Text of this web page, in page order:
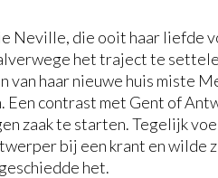
Neville, die ooit haar liefde
het traject te
haar nieuwe huis miste
contrast met Gent of
zaak te starten. Tegelijk
bij een krant en wilde
het.